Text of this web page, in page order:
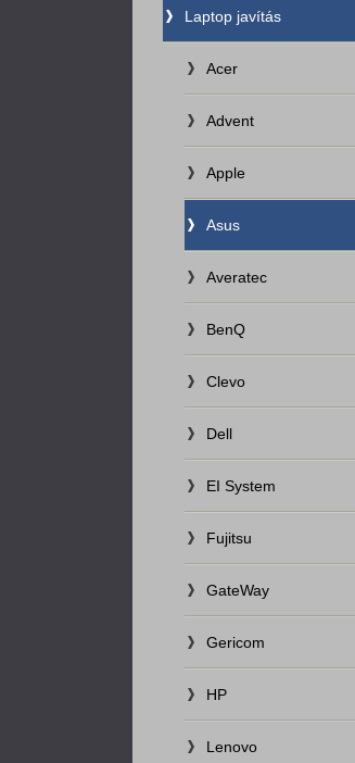
Laptop javítás
Acer
Advent
Apple
Asus
Averatec
BenQ
Clevo
Dell
EI System
Fujitsu
GateWay
Gericom
HP
Lenovo